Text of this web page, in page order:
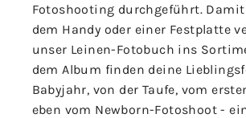
Fotoshooting durchgeführt.
dem Handy oder einer Festplatte
unser Leinen-Fotobuch ins
dem Album finden deine
Babyjahr, von der Taufe, vom
eben vom Newborn-Fotoshoot -